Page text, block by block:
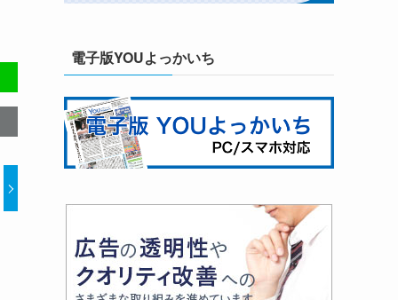
電子版YOUよっかいち